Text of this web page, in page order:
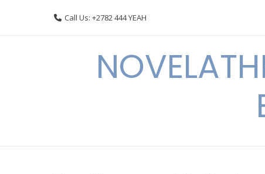
Call Us: +2782 444 YEAH